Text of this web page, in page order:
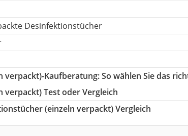
Desinfektionstücher
verpackt)-Kaufberatung: So wählen Sie das
Test oder Vergleich
(einzeln verpackt) Vergleich